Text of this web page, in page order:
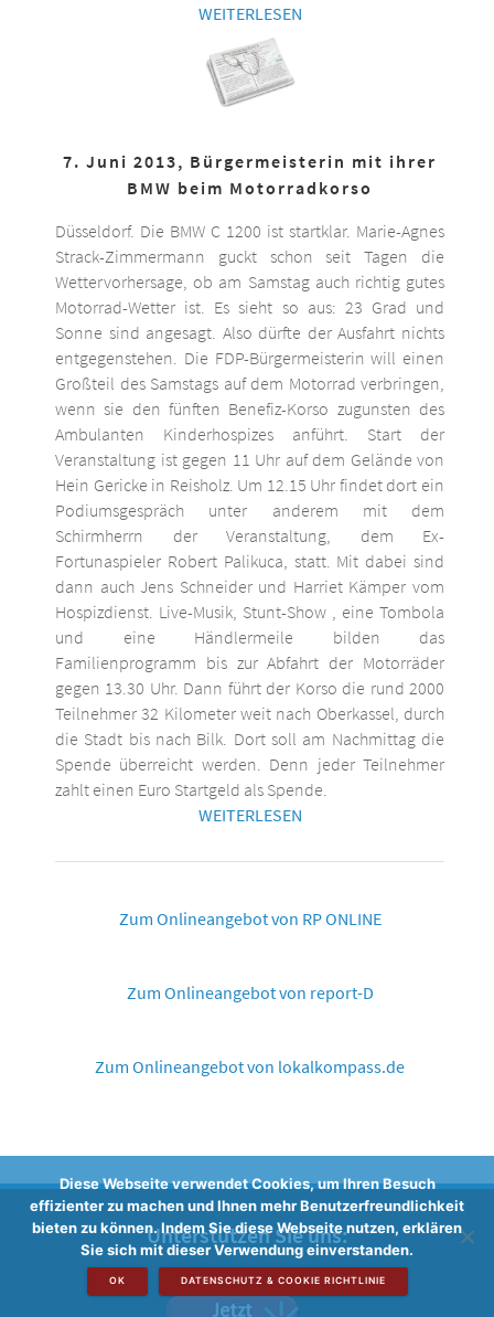
WEITERLESEN
7. Juni 2013, Bürgermeisterin mit ihrer
BMW beim Motorradkorso
Düsseldorf. Die BMW C 1200 ist startklar. Marie-Agnes
Strack-Zimmermann guckt schon seit Tagen die
Wettervorhersage, ob am Samstag auch richtig gutes
Motorrad-Wetter ist. Es sieht so aus: 23 Grad und
Sonne sind angesagt. Also dürfte der Ausfahrt nichts
entgegenstehen. Die FDP-Bürgermeisterin will einen
Großteil des Samstags auf dem Motorrad verbringen,
wenn sie den fünften Benefiz-Korso zugunsten des
Ambulanten Kinderhospizes anführt. Start der
Veranstaltung ist gegen 11 Uhr auf dem Gelände von
Hein Gericke in Reisholz. Um 12.15 Uhr findet dort ein
Podiumsgespräch unter anderem mit dem
Schirmherrn der Veranstaltung, dem Ex-
Fortunaspieler Robert Palikuca, statt. Mit dabei sind
dann auch Jens Schneider und Harriet Kämper vom
Hospizdienst. Live-Musik, Stunt-Show , eine Tombola
und eine Händlermeile bilden das
Familienprogramm bis zur Abfahrt der Motorräder
gegen 13.30 Uhr. Dann führt der Korso die rund 2000
Teilnehmer 32 Kilometer weit nach Oberkassel, durch
die Stadt bis nach Bilk. Dort soll am Nachmittag die
Spende überreicht werden. Denn jeder Teilnehmer
zahlt einen Euro Startgeld als Spende.
WEITERLESEN
Zum Onlineangebot von RP ONLINE
Zum Onlineangebot von report-D
Zum Onlineangebot von lokalkompass.de
Unterstützen Sie uns:
Diese Webseite verwendet Cookies, um Ihren Besuch
effizienter zu machen und Ihnen mehr Benutzerfreundlichkeit
bieten zu können. Indem Sie diese Webseite nutzen, erklären
Sie sich mit dieser Verwendung einverstanden.
OK DATENSCHUTZ & COOKIE RICHTLINIE